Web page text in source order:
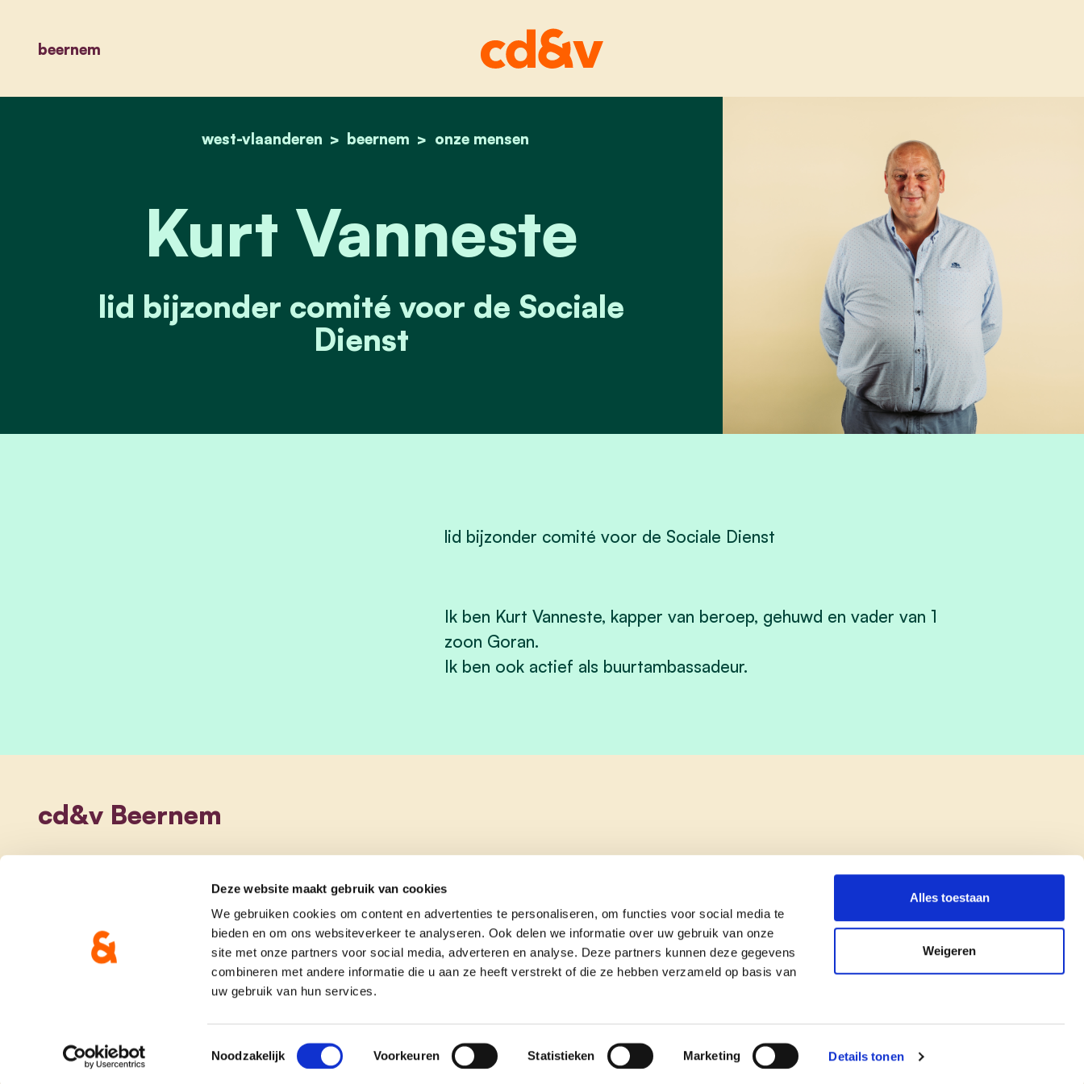
Deze website maakt gebruik van cookies
We gebruiken cookies om content en advertenties te personaliseren, om functies voor social media te
bieden en om ons websiteverkeer te analyseren. Ook delen we informatie over uw gebruik van onze
site met onze partners voor social media, adverteren en analyse. Deze partners kunnen deze gegevens
combineren met andere informatie die u aan ze heeft verstrekt of die ze hebben verzameld op basis van
uw gebruik van hun services.
Toestemmingsselectie
Noodzakelijk Voorkeuren Statistieken Marketing Details tonen
Alles toestaan
Weigeren
beernem
home
west-vlaanderen beernem onze mensen
kurt vanneste
Kurt Vanneste
lid bijzonder comité voor de Sociale
Dienst
lid bijzonder comité voor de Sociale Dienst
Ik ben Kurt Vanneste, kapper van beroep, gehuwd en vader van 1
zoon Goran.
Ik ben ook actief als buurtambassadeur.
cd&v Beernem
onze partij doe mee contact